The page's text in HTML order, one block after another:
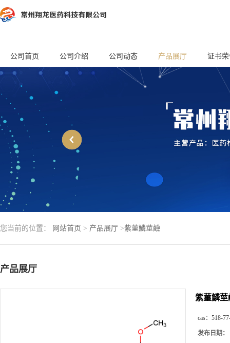
公司首页 公司介绍 公司动态 产品展厅 证书
您当前的位置： 网站首页 > 产品展厅 >紫菫鱗莖鹼
产品展厅
紫菫鱗莖
cas： 518-
发布日期：